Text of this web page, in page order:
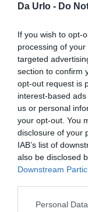
Da Urlo - Do
If you wish to opt-
processing of
targeted
section to confirm
opt-out request is
interest-based
us or personal
your opt-out. You
disclosure of your
IAB’s list of
also be disclosed
Downstream
Personal
ritornelli, outfit
diventano
Vota l'articolo!